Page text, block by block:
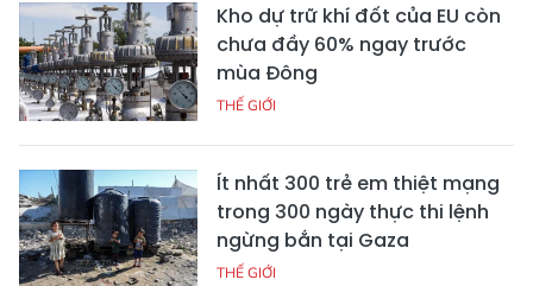
Kho dự trữ khí đốt của EU còn
chưa đầy 60% ngay trước
mùa Đông
THẾ GIỚI
Ít nhất 300 trẻ em thiệt mạng
trong 300 ngày thực thi lệnh
ngừng bắn tại Gaza
THẾ GIỚI